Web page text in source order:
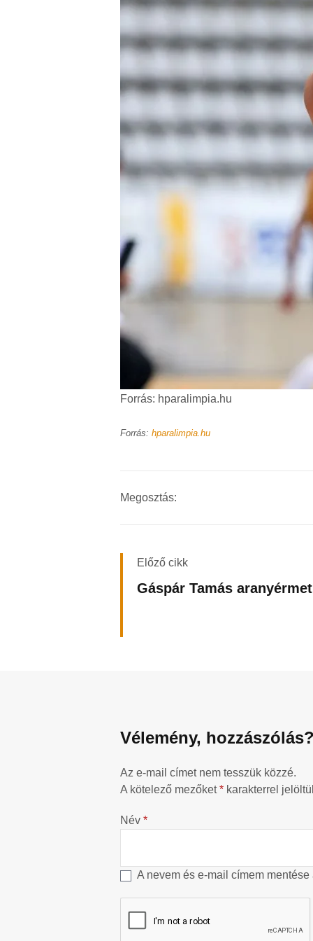
Forrás: hparalimpia.hu
Forrás: hparalimpia.hu
Megosztás:
Előző cikk
Gáspár Tamás
Vélemény, hozzászólás?
Az e-mail címet nem tesszük közzé.
A kötelező mezőket* karakterrel
Név *
A nevem és e-mail címem